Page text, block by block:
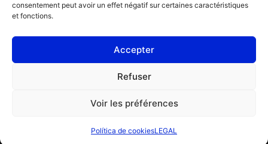
consentement peut avoir un effet négatif sur certaines caractéristiques
et fonctions.
Accepter
Refuser
Voir les préférences
Política de cookiesLEGAL
PARTICULAR
Encontrar un taller